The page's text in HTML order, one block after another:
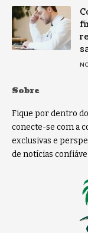
Sobre
Fique por dentro
conecte-se com a
exclusivas e
de notícias